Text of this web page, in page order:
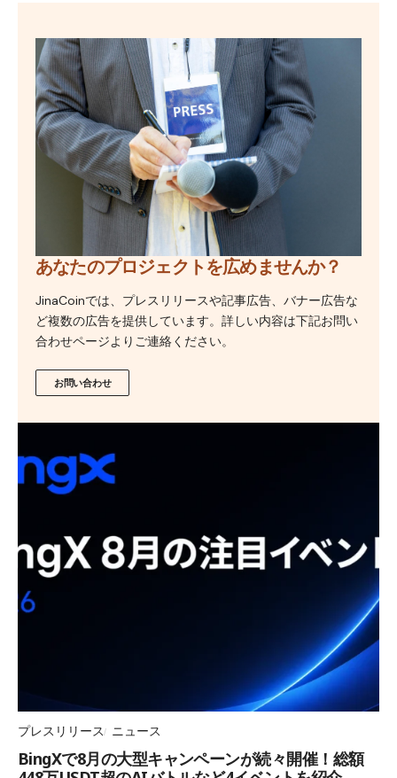
あなたのプロジェクトを広めませんか？
JinaCoinでは、プレスリリースや記事広告、バナー広告な
ど複数の広告を提供しています。詳しい内容は下記お問い
合わせページよりご連絡ください。
お問い合わせ
プレスリリース ニュース
BingXで8月の大型キャンペーンが続々開催！総額